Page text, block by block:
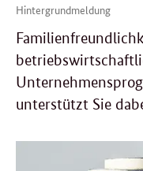
Hintergrundmeldung
unterstützt Sie